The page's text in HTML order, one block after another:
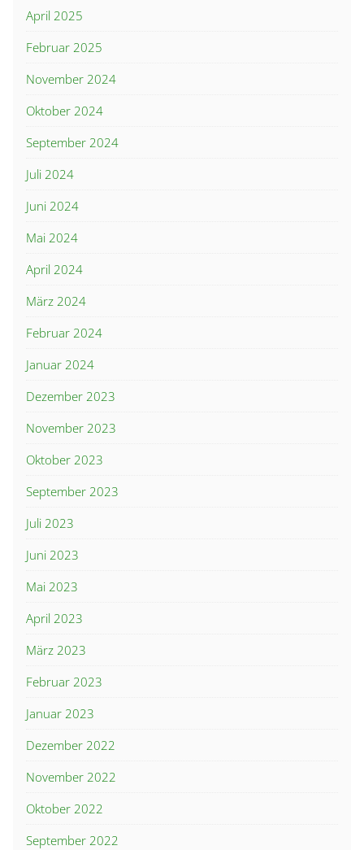
April 2025
Februar 2025
November 2024
Oktober 2024
September 2024
Juli 2024
Juni 2024
Mai 2024
April 2024
März 2024
Februar 2024
Januar 2024
Dezember 2023
November 2023
Oktober 2023
September 2023
Juli 2023
Juni 2023
Mai 2023
April 2023
März 2023
Februar 2023
Januar 2023
Dezember 2022
November 2022
Oktober 2022
September 2022